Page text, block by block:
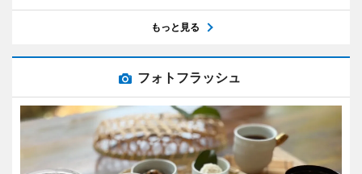
もっと見る
フォトフラッシュ